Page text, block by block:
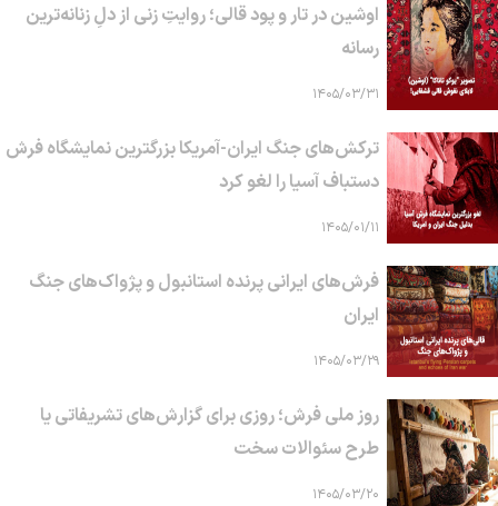
اوشین در تار و پود قالی؛ روایتِ زنی از دلِ زنانه‌ترین
رسانه
۱۴۰۵/۰۳/۳۱
ترکش‌های جنگ ایران-آمریکا بزرگترین نمایشگاه فرش
دستباف آسیا را لغو کرد
۱۴۰۵/۰۱/۱۱
فرش‌های ایرانی پرنده استانبول و پژواک‌های جنگ
ایران
۱۴۰۵/۰۳/۲۹
روز ملی فرش؛ روزی برای گزارش‌های تشریفاتی یا
طرح سئوالات سخت
۱۴۰۵/۰۳/۲۰